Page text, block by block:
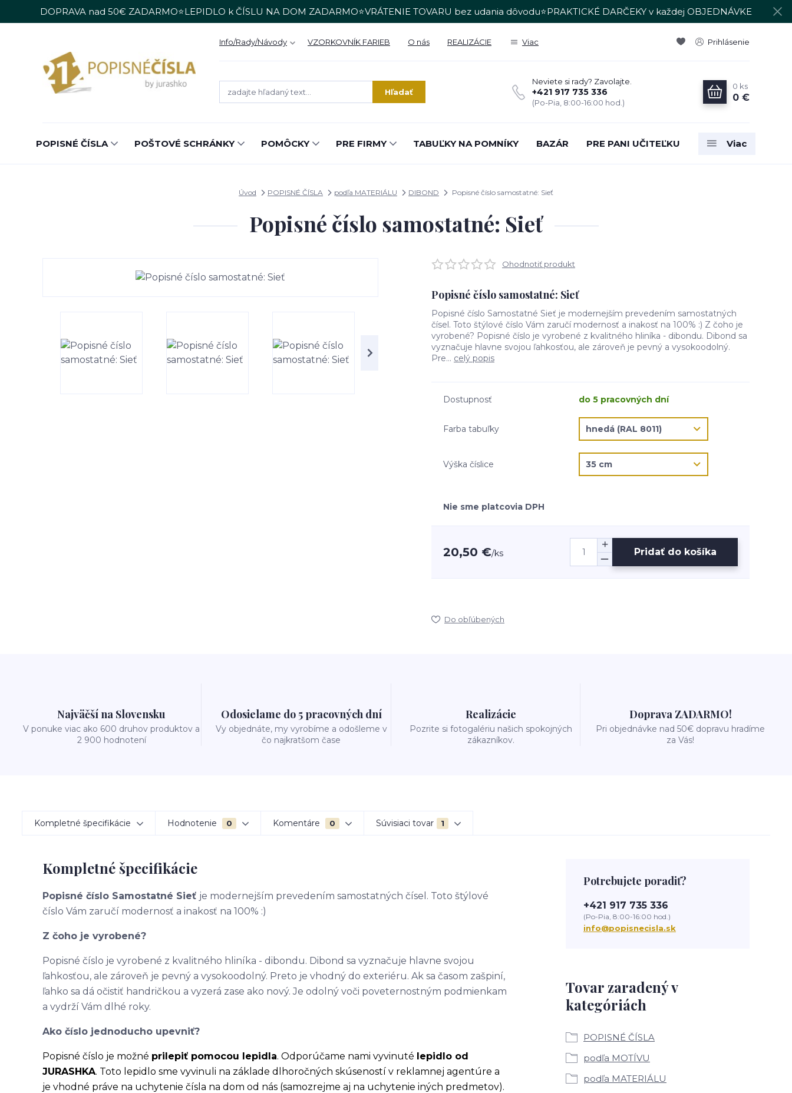
DOPRAVA nad 50€ ZADARMO⭐LEPIDLO k ČÍSLU NA DOM ZADARMO⭐VRÁTENIE TOVARU bez udania dôvodu⭐PRAKTICKÉ DARČEKY v každej OBJEDNÁVKE
Info/Rady/Návody VZORKOVNÍK FARIEB O nás REALIZÁCIE Viac Prihlásenie
Hľadať
Neviete si rady? Zavolajte.
+421 917 735 336
(Po-Pia, 8:00-16:00 hod.)
0 ks
0 €
POPISNÉ ČÍSLA POŠTOVÉ SCHRÁNKY POMÔCKY PRE FIRMY TABUĽKY NA POMNÍKY BAZÁR PRE PANI UČITEĽKU Viac
Úvod POPISNÉ ČÍSLA podľa MATERIÁLU DIBOND Popisné číslo samostatné: Sieť
Popisné číslo samostatné: Sieť
Ohodnotiť produkt
Popisné číslo samostatné: Sieť
Popisné číslo Samostatné Sieť je modernejším prevedením samostatných
čísel. Toto štýlové číslo Vám zaručí modernosť a inakosť na 100% :) Z čoho je
vyrobené? Popisné číslo je vyrobené z kvalitného hliníka - dibondu. Dibond sa
vyznačuje hlavne svojou ľahkosťou, ale zároveň je pevný a vysokoodolný.
Pre... celý popis
Dostupnosť do 5 pracovných dní
Farba tabuľky
Výška číslice
Nie sme platcovia DPH
20,50 €/ks Pridať do košíka
Do obľúbených
Najväčší na Slovensku
V ponuke viac ako 600 druhov produktov a
2 900 hodnotení
Odosielame do 5 pracovných dní
Vy objednáte, my vyrobíme a odošleme v
čo najkratšom čase
Realizácie
Pozrite si fotogalériu našich spokojných
zákazníkov.
Doprava ZADARMO!
Pri objednávke nad 50€ dopravu hradíme
za Vás!
Kompletné špecifikácie Hodnotenie 0 Komentáre 0 Súvisiaci tovar 1
Kompletné špecifikácie
Popisné číslo Samostatné Sieť je modernejším prevedením samostatných čísel. Toto štýlové
číslo Vám zaručí modernosť a inakosť na 100% :)
Z čoho je vyrobené?
Popisné číslo je vyrobené z kvalitného hliníka - dibondu. Dibond sa vyznačuje hlavne svojou
ľahkosťou, ale zároveň je pevný a vysokoodolný. Preto je vhodný do exteriéru. Ak sa časom zašpiní,
ľahko sa dá očistiť handričkou a vyzerá zase ako nový. Je odolný voči poveternostným podmienkam
a vydrží Vám dlhé roky.
Ako číslo jednoducho upevniť?
Popisné číslo je možné prilepiť pomocou lepidla. Odporúčame nami vyvinuté lepidlo od
JURASHKA. Toto lepidlo sme vyvinuli na základe dlhoročných skúseností v reklamnej agentúre a
je vhodné práve na uchytenie čísla na dom od nás (samozrejme aj na uchytenie iných predmetov).
Tovar zaradený v
kategóriách
POPISNÉ ČÍSLA
podľa MOTÍVU
podľa MATERIÁLU
Potrebujete poradiť?
+421 917 735 336
(Po-Pia, 8:00-16:00 hod.)
info@popisnecisla.sk